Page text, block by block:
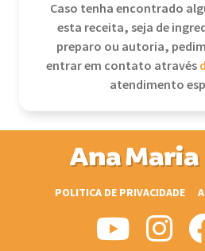
Caso tenha encontrado
esta receita, seja de
preparo ou autoria,
entrar em contato através
atendimento
Ana
POLITICA DE PRIVACIDADE